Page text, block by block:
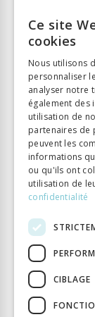
Nombre de pages
Parution
DOI
Ce site
cookies
Nous utilisons
personnaliser
analyser notre
également des
utilisation de
partenaires de
peuvent les
informations
ou qu'ils ont
utilisation de
confidentialité
CIBLAGE